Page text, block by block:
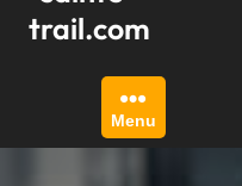
trail.com
Menu